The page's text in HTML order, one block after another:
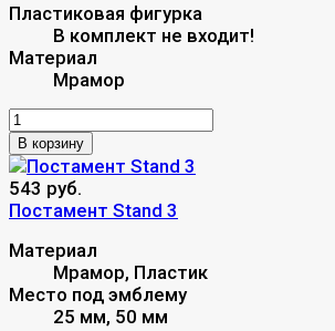
Пластиковая фигурка
В комплект не входит!
Материал
Мрамор
В корзину
543 руб.
Постамент Stand 3
Материал
Мрамор, Пластик
Место под эмблему
25 мм, 50 мм